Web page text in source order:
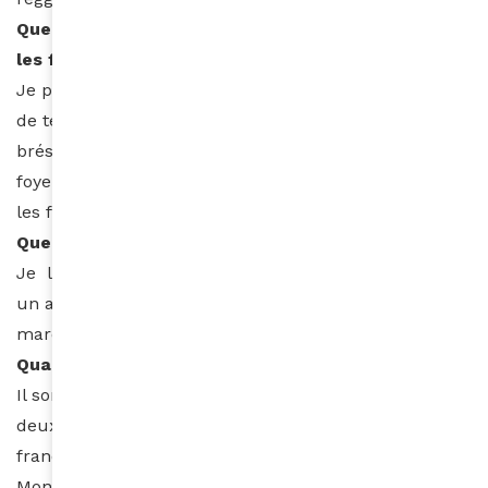
Quelles sont les différences de styles de vie entre
les femmes brésiliennes et françaises ?
Je pense que les femmes françaises prennent plus
de temps pour construire une vie de famille. Les
brésiliennes se marient jeunes et fondent très vite un
foyer. Je dirai qu’elles sont moins indépendantes que
les françaises.
Quelle est votre routine coiffure ?
Je lave tous les deux jours mes cheveux, j’applique
un après-shampoing et un masque. J’utilise la
marque John Frida.
Quand sortira votre nouvel album ?
Il sortira en octobre. Il sera dans la continuité des
deux précédents albums. Il y aura un titre en
français. Elle rit.